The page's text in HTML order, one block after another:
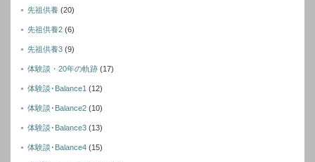
先祖供養 (20)
先祖供養2 (6)
先祖供養3 (9)
体験談・20年の軌跡 (17)
体験談･Balance1 (12)
体験談･Balance2 (10)
体験談･Balance3 (13)
体験談･Balance4 (15)